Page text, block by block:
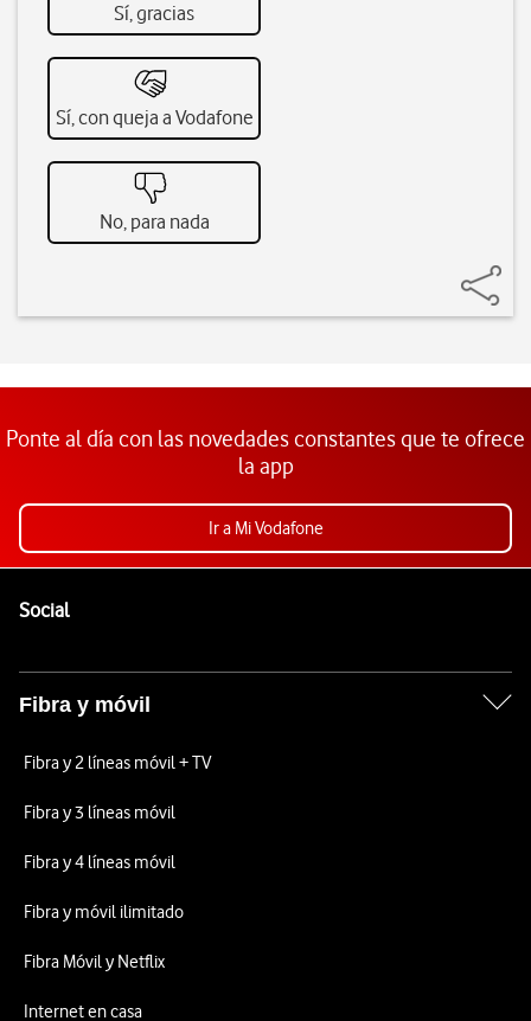
Sí, gracias
Sí, con queja a Vodafone
No, para nada
Ponte al día con las novedades constantes que te ofrece
la app
Ir a Mi Vodafone
SocialEnlaces a las redes sociales de Vodafone
Fibra y móvil
Fibra y 2 líneas móvil + TV
Fibra y 3 líneas móvil
Fibra y 4 líneas móvil
Fibra y móvil ilimitado
Fibra Móvil y Netflix
Internet en casa